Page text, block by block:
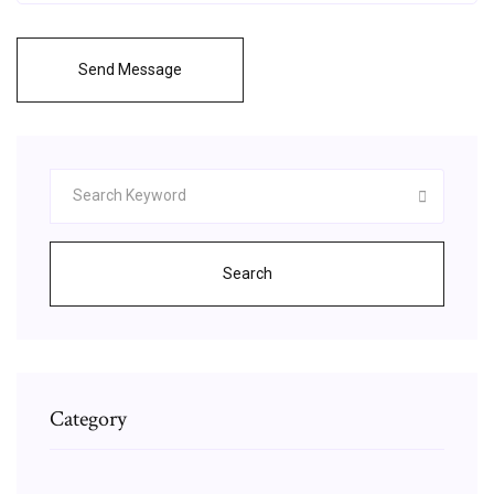
Send Message
Search
Category